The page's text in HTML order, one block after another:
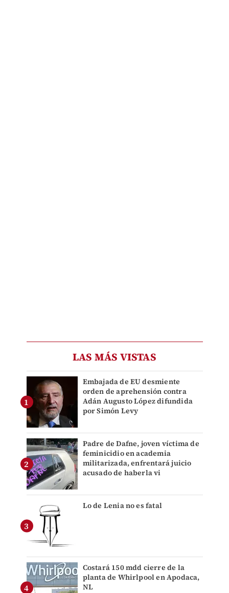
LAS MÁS VISTAS
Embajada de EU desmiente
orden de aprehensión contra
Adán Augusto López difundida
por Simón Levy
Padre de Dafne, joven víctima de
feminicidio en academia
militarizada, enfrentará juicio
acusado de haberla vi
Lo de Lenia no es fatal
Costará 150 mdd cierre de la
planta de Whirlpool en Apodaca,
NL